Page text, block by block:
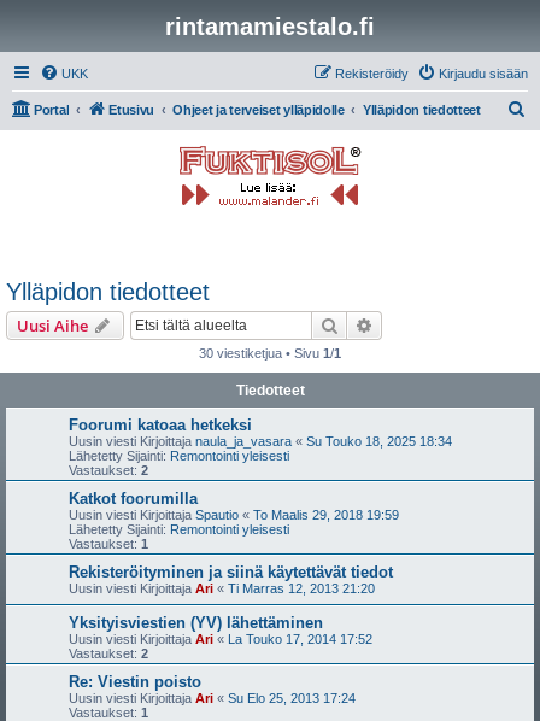
rintamamiestalo.fi
UKK Kirjaudu sisään
Rekisteröidy
Portal Etusivu Ohjeet ja terveiset ylläpidolle Ylläpidon tiedotteet
Ylläpidon tiedotteet
Uusi Aihe Etsi
30 viestiketjua • Sivu 1/1
Tiedotteet
Foorumi katoaa hetkeksi
Uusin viesti Kirjoittaja naula_ja_vasara « Su Touko 18, 2025 18:34
Lähetetty Sijainti: Remontointi yleisesti
Vastaukset: 2
Katkot foorumilla
Uusin viesti Kirjoittaja Spautio « To Maalis 29, 2018 19:59
Lähetetty Sijainti: Remontointi yleisesti
Vastaukset: 1
Rekisteröityminen ja siinä käytettävät tiedot
Uusin viesti Kirjoittaja Ari « Ti Marras 12, 2013 21:20
Yksityisviestien (YV) lähettäminen
Uusin viesti Kirjoittaja Ari « La Touko 17, 2014 17:52
Vastaukset: 2
Re: Viestin poisto
Uusin viesti Kirjoittaja Ari « Su Elo 25, 2013 17:24
Vastaukset: 1